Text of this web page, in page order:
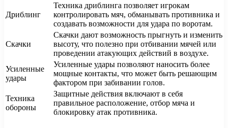
Дриблинг
Техника дриблинга позволяет игрокам
контролировать мяч, обманывать противника и
создавать возможности для удара по воротам.
Скачки
Скачки дают возможность прыгнуть и изменить
высоту, что полезно при отбивании мячей или
проведении атакующих действий в воздухе.
Усиленные
удары
Усиленные удары позволяют наносить более
мощные контакты, что может быть решающим
фактором при забивании голов.
Техника
обороны
Защитные действия включают в себя
правильное расположение, отбор мяча и
блокировку атак противника.